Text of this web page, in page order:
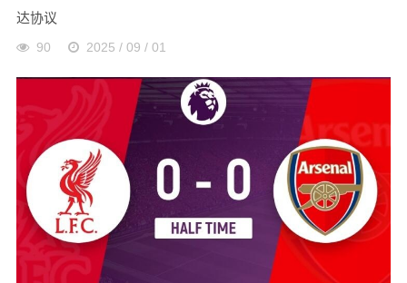
达协议
90 2025 / 09 / 01